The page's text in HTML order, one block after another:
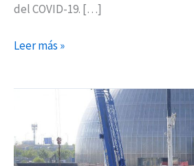
del COVID-19. […]
Leer más »
proceso
de